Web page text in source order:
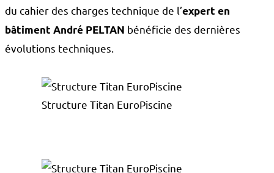
du cahier des charges technique de l’expert en
bâtiment André PELTAN bénéficie des dernières
évolutions techniques.
Structure Titan EuroPiscine